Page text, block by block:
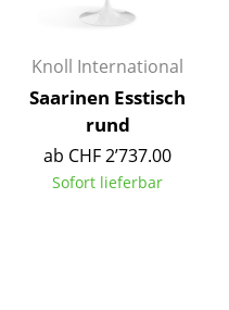
Knoll International
Saarinen Esstisch
rund
ab CHF 2’737.00
Sofort lieferbar